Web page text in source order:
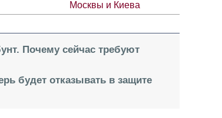
Москвы и Киева
Почему сейчас требуют
будет отказывать в защите